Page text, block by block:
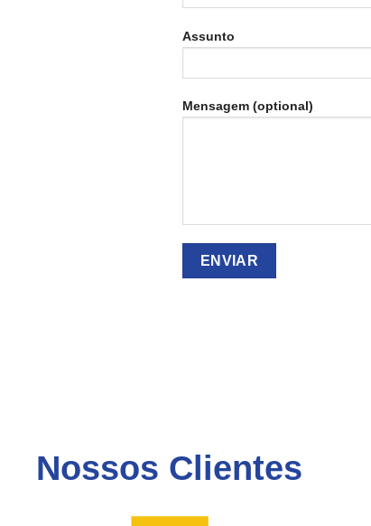
Assunto
Mensagem (optional)
Nossos Clientes